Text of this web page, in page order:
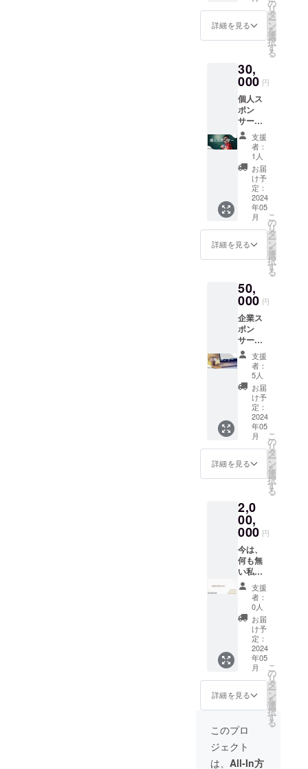
の施術
断りし
ており
（マル
シェな
ど、公
共の場
での施
術は可
能で
す。）
※メディ
セルの
施術
は、医
療行為
には該
当しま
せん。
合別途
や宿泊
費をを
性もご
ざいま
す。 施
術前に
一度コ
ンタク
トを取
り訪問
になり
ます。
前売り
券の有
効期限
（2024
年5月〜
5月）ま
でこの
使用し
ていた
だけま
す。 打
ち合わ
せなど
が生じ
た場合
は、公
共の場
での面
会にな
ります
使用方
法 ①ご
訪問 訪
問の場
施術前
に一度
コンタ
クトを
取り訪
問にな
りま
す。 密
室を避
ける
為、男
性への
訪問の
施術
は、お
断りし
ており
別途交
通費や
ををい
ただく
可能性
もござ
から公
式LINE
の友達
す。
（クー
送らせ
ていた
だくの
で必ず
お願い
しま
す。）
マル
シェで
なく訪
問の場
合別途
や宿泊
費をを
性もご
ざいま
す。 施
術前に
一度コ
ンタク
トを取
り訪問
になり
ます。
前売り
券の有
効期限
（2024
年5月〜
5月）ま
で 使用
へ訪問
訪問の
場合
は、施
術前に
一度コ
ンタク
トを取
り訪問
になり
ます。
密室を
避ける
為、男
性への
訪問の
は、お
断りし
ます。
別途交
通費や
宿泊費
頂きま
す。）
3000円
程の、
物を想
定して
いま
す。 ご
当地の
場所は
お選び
頂けま
せん。
（ただ
し、ご
支援者
様のお
住まい
の県以
す。）
内容に
関して
は決定
後メー
ルでお
知らせ
します
一回の
ご支援
につき
一回の
発送に
なりま
す。
せん
か？(*
´╰╯`๓)
♬ 4回
供のギ
フト券
です ギ
フトに
関しま
して
は、更
に特別
な施術
を提供
できる
よう
に、マ
ルシェ
と訪問
以外で
も、 公
て、特
別なひ
と時を
送れる
プラン
を考え
ていま
す。
（2024
年5月以
降ラッ
ピング
をして
順次お
届け）
ー注意
点ー 有
2027年
5月 打
ち合わ
せなど
が生じ
た場合
は、公
共の場
での面
会にな
ります
使用方
法 ①ご
自宅へ
訪問 訪
問の場
合は、
施術前
クトを
問にな
りま
詳細を見る
の
リ
タ
ー
ン
を
選
択
す
る
30,
000 円
個人ス
ポン
サー枠
ースポ
ンサー
特典内
容ー ・
マル
シェ出
店時に
そこで
の写真
を公式
LINEで
プレゼ
ント（1
マル
シェ参
加時に
ご当地
のキー
ホル
ダーを
一つ送
りま
す。（1
回） ・
ホーム
ページ
に個人
スポン
サー様
のイニ
頂きま
す。 ※
支援
時、必
ず備考
欄に掲
載を希
望され
るお名
前をご
記入く
ださい
ー注
意ー
メール
より公
式LINE
の登録
す。 ス
ポン
サー様
が男性
支援
者：
1人
お届
け予
定：
2024
年05
月
詳細を見る
こ
の
リ
タ
ー
ン
を
選
択
す
る
50,
000 円
企業ス
ポン
サー枠
ー協賛
企業紹
介の方
法ー ・
各マル
シェな
どイベ
ント時
企業ス
ポン
サーさ
んの
Instagr
コード
を置く
・ロゴ
入りT
シャツ
にロゴ
の記載
（10
㎝）程
ロゴ受
け取り
法→後
日公式
LINEに
ロゴの
PDFを
送って
頂きま
す。 ・
同時に
ロゴを
ホーム
ページ
にも記
支援
者：
5人
お届
け予
定：
2024
年05
月
詳細を見る
こ
の
リ
タ
ー
ン
を
選
択
す
る
2,0
00,
000 円
今は、
何も無
い私で
すが、
私のこ
れから
の活動
や、動
物や人
に対す
る想い
に共感
して応
援する
よと
言って
下さ
る、初
期投資
家さん
支援
者：
0人
お届
け予
定：
2024
年05
月
詳細を見る
こ
の
リ
タ
ー
ン
を
選
択
す
る
このプロ
ジェクト
は、 All-In方